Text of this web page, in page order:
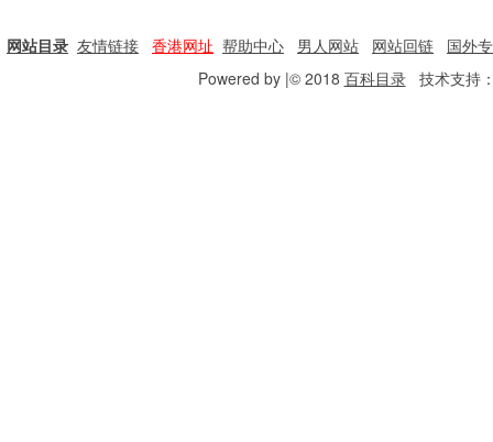
网站目录 友情链接 香港网址 帮助中心 男人网站 网站回链
国外
Powered by |© 2018 百科目录技术支持